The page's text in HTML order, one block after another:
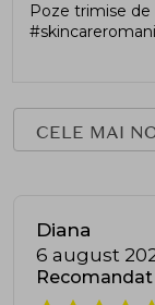
Poze trimise
Diana
6 august